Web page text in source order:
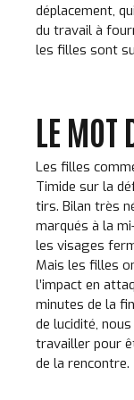
déplacement,
du travail à
les filles sont
LE MOT
Les filles
Timide sur la
tirs. Bilan très
marqués à la
les visages
Mais les filles
l’impact en
minutes de la
de lucidité,
travailler pour
de la rencontre.